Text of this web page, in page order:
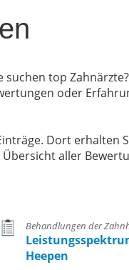
top
oder
Dort
aller
Behandlungen der
Heepen